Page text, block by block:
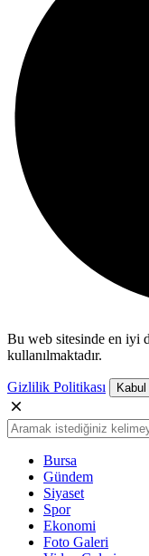
Bu web sitesinde en iyi
kullanılmaktadır.
Gizlilik Politikası Kabul
Bursa
Gündem
Siyaset
Spor
Ekonomi
Foto Galeri